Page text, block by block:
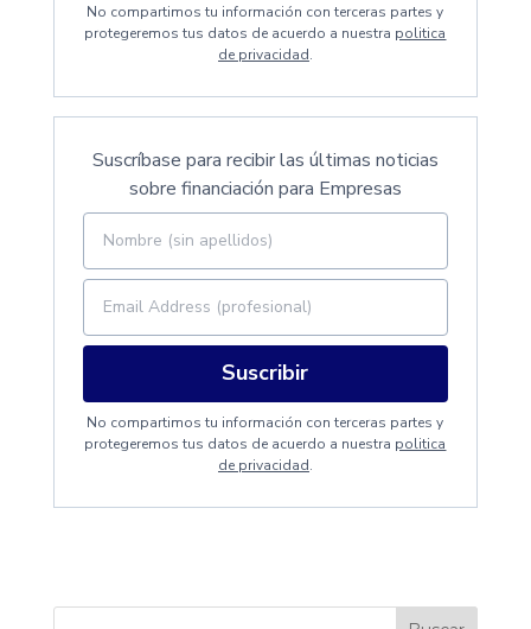
No compartimos tu información con terceras partes y
protegeremos tus datos de acuerdo a nuestra politica
de privacidad.
Suscríbase para recibir las últimas noticias
sobre financiación para Empresas
Suscribir
No compartimos tu información con terceras partes y
protegeremos tus datos de acuerdo a nuestra politica
de privacidad.